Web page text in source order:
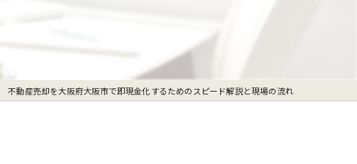
不動産売却を大阪府大阪市で即現金化するためのスピード解説と現場の流れ